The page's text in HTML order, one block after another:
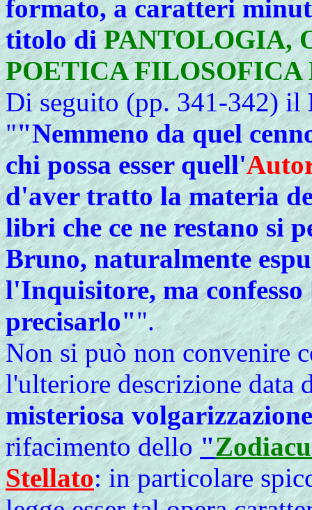
formato, a caratteri
titolo diPANTOLOGIA,
POETICA
Di seguito (pp. 341-342) il
""Nemmeno da quel
chi possa esser quell'
d'aver tratto la materia
libri che ce ne restano si
Bruno, naturalmente
l'Inquisitore, ma
precisarlo"".
Non si può non convenire
l'ulteriore descrizione data
misteriosa volgarizzazione
rifacimento dello"
Stellato: in particolare